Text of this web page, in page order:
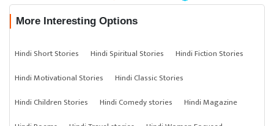
More Interesting Options
Hindi Short Stories Hindi Spiritual Stories
Hindi Fiction Stories
Hindi Motivational Stories
Hindi Classic Stories
Hindi Children Stories
Hindi Comedy stories
Hindi Magazine